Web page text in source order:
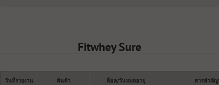
Fitwhey Sure
วันที่รายงาน สินค้า ล็อค/วันหมดอายุ สารสำคัญ